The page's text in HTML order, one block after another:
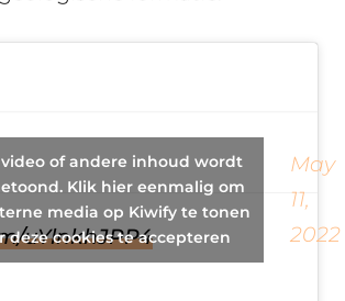
Looks rather
uYlnkhJPP4
— Mick West
(@MickWest)
May
11,
2022
video of andere inhoud wordt
Klik hier eenmalig om
media op Kiwify te tonen
deze cookies te accepteren